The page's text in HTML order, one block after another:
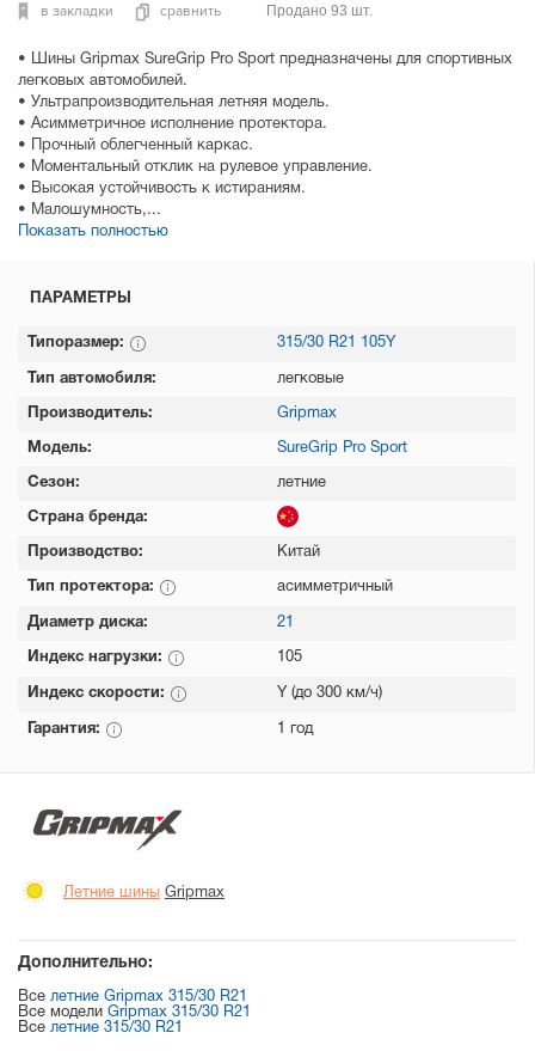
• Шины Gripmax SureGrip Pro Sport предназначены для спортивных
легковых автомобилей.
• Ультрапроизводительная летняя модель.
• Асимметричное исполнение протектора.
• Прочный облегченный каркас.
• Моментальный отклик на рулевое управление.
• Высокая устойчивость к истираниям.
• Малошумность,...
Показать полностью
в закладки сравнить Продано 93 шт.
ПАРАМЕТРЫ
Типоразмер: 315/30 R21 105Y
Тип автомобиля: легковые
Производитель: Gripmax
Модель: SureGrip Pro Sport
Сезон: летние
Страна бренда:
Производство: Китай
Тип протектора: асимметричный
Диаметр диска: 21
Индекс нагрузки: 105
Индекс скорости: Y (до 300 км/ч)
Гарантия: 1 год
Летние шины Gripmax
Дополнительно:
Все летние Gripmax 315/30 R21
Все модели Gripmax 315/30 R21
Все летние 315/30 R21